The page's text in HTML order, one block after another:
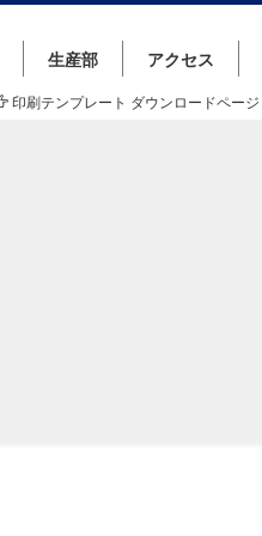
生産部 アクセス
印刷テンプレート ダウンロードページ